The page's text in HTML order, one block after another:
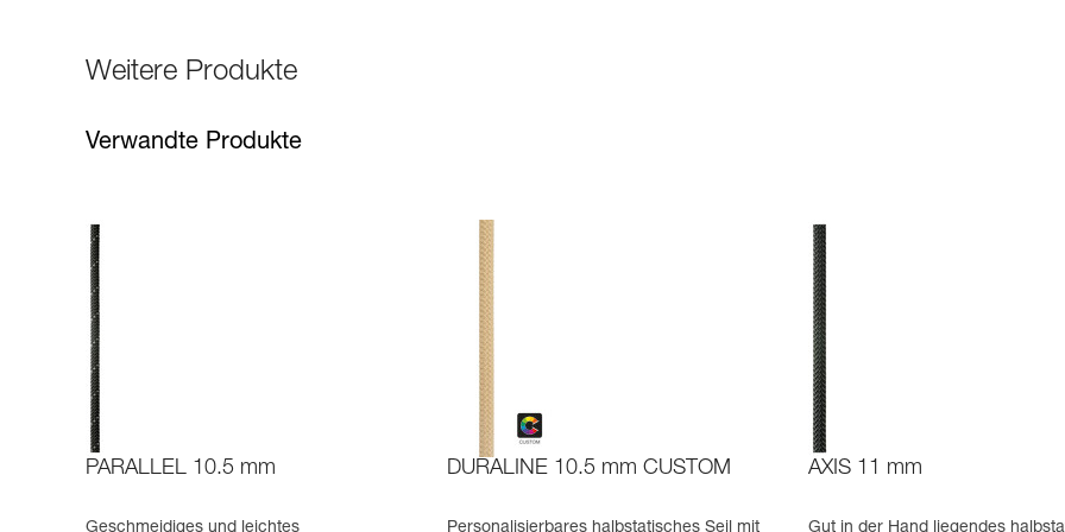
Weitere Produkte
Verwandte Produkte
PARALLEL 10.5 mm
Geschmeidiges und leichtes
DURALINE 10.5 mm CUSTOM
Personalisierbares halbstatisches Seil mit
AXIS 11 mm
Gut in der Hand liegendes